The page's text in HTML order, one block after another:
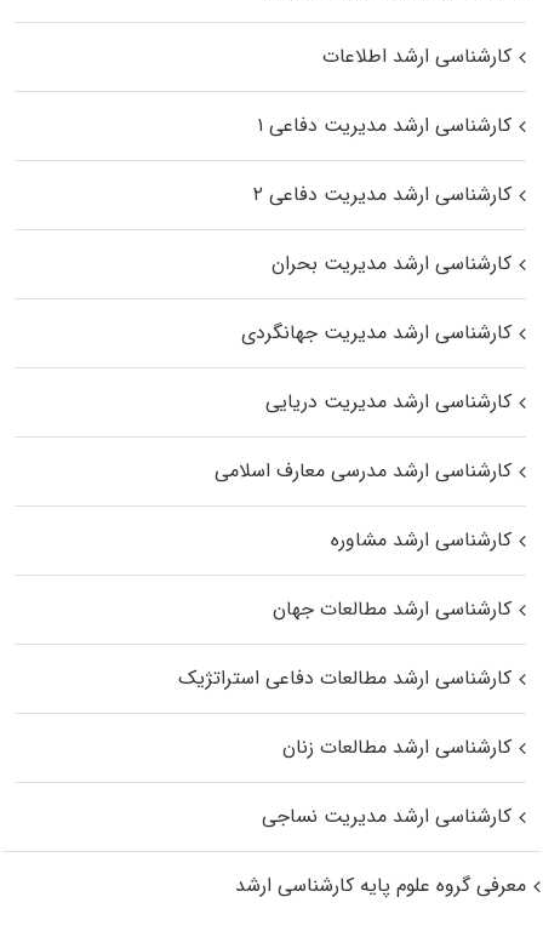
کارشناسی ارشد اطلاعات
کارشناسی ارشد مدیریت دفاعی ۱
کارشناسی ارشد مدیریت دفاعی ۲
کارشناسی ارشد مدیریت بحران
کارشناسی ارشد مدیریت جهانگردی
کارشناسی ارشد مدیریت دریایی
کارشناسی ارشد مدرسی معارف اسلامی
کارشناسی ارشد مشاوره
کارشناسی ارشد مطالعات جهان
کارشناسی ارشد مطالعات دفاعی استراتژیک
کارشناسی ارشد مطالعات زنان
کارشناسی ارشد مدیریت نساجی
معرفی گروه علوم پایه کارشناسی ارشد